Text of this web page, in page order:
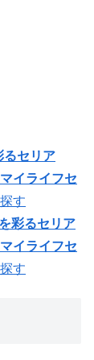
るセリア
イライフセ
す
彩るセリア
イライフセ
す